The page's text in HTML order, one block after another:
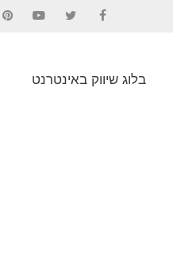
בלוג שיווק באינטרנט